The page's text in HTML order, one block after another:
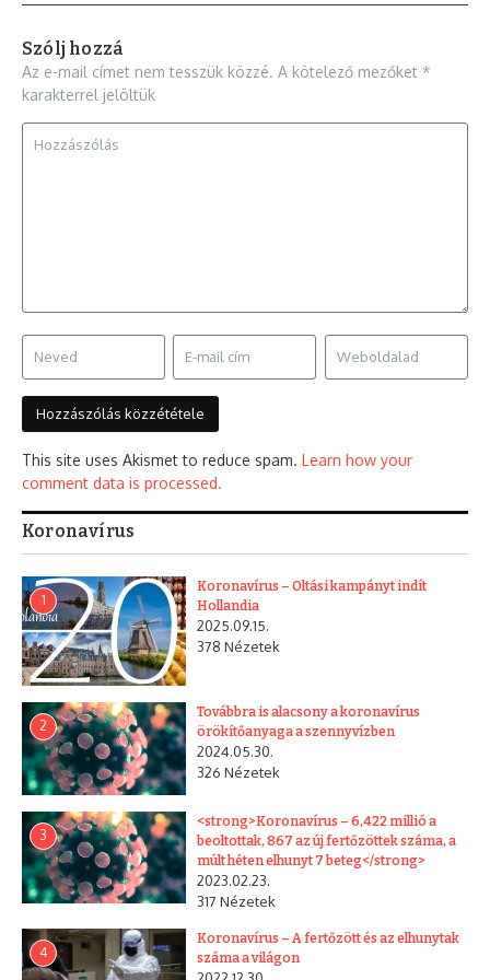
Szólj hozzá
Az e-mail címet nem tesszük közzé. A kötelező mezőket *
karakterrel jelöltük
This site uses Akismet to reduce spam. Learn how your
comment data is processed.
Koronavírus
1
Koronavírus – Oltási kampányt indít
Hollandia
2025.09.15.
378 Nézetek
2
Továbbra is alacsony a koronavírus
örökítőanyaga a szennyvízben
2024.05.30.
326 Nézetek
3
<strong>Koronavírus – 6,422 millió a
beoltottak, 867 az új fertőzöttek száma, a
múlt héten elhunyt 7 beteg</strong>
2023.02.23.
317 Nézetek
4
Koronavírus – A fertőzött és az elhunytak
száma a világon